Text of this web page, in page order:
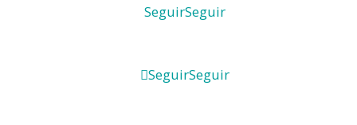
SeguirSeguir
SeguirSeguir